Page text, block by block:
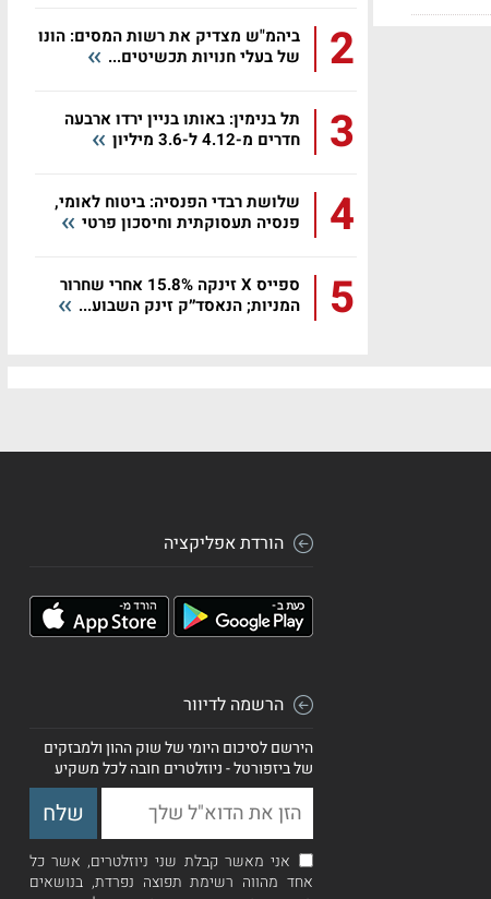
2
ביהמ"ש מצדיק את רשות המסים: הונו
של בעלי חנויות תכשיטים...
3
תל בנימין: באותו בניין ירדו ארבעה
חדרים מ-4.12 ל-3.6 מיליון
4
שלושת רבדי הפנסיה: ביטוח לאומי,
פנסיה תעסוקתית וחיסכון פרטי
5
ספייס X זינקה 15.8% אחרי שחרור
המניות; הנאסד״ק זינק השבוע...
הורדת אפליקציה
הרשמה לדיוור
הירשם לסיכום היומי של שוק ההון ולמבזקים
של ביזפורטל - ניוזלטרים חובה לכל משקיע
אני מאשר קבלת שני ניוזלטרים, אשר כל
אחד מהווה רשימת תפוצה נפרדת, בנושאים